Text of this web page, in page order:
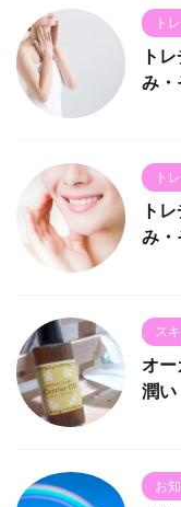
ト
ト
み・
ト
ト
み・
ス
オ
潤い
お